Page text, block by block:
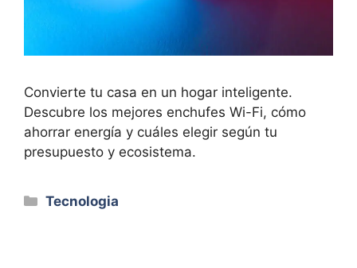
Convierte tu casa en un hogar inteligente.
Descubre los mejores enchufes Wi-Fi, cómo
ahorrar energía y cuáles elegir según tu
presupuesto y ecosistema.
Categorías
Tecnologia